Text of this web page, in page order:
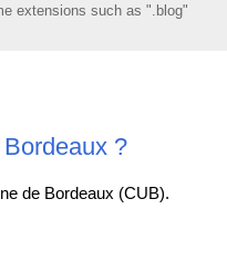
extensions such as ".blog"
?
de Bordeaux (CUB).